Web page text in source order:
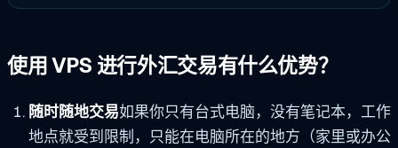
使用 VPS 进行外汇交易有什么优势？
随时随地交易如果你只有台式电脑，没有笔记本，工作
地点就受到限制，只能在电脑所在的地方（家里或办公